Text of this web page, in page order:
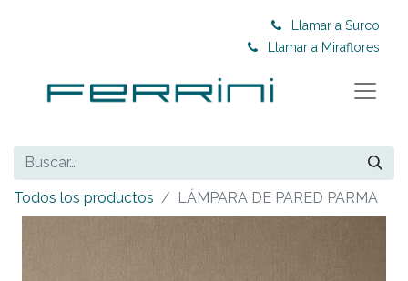
Llamar a Surco
Llamar a Miraflores
Todos los productos LÁMPARA DE PARED PARMA